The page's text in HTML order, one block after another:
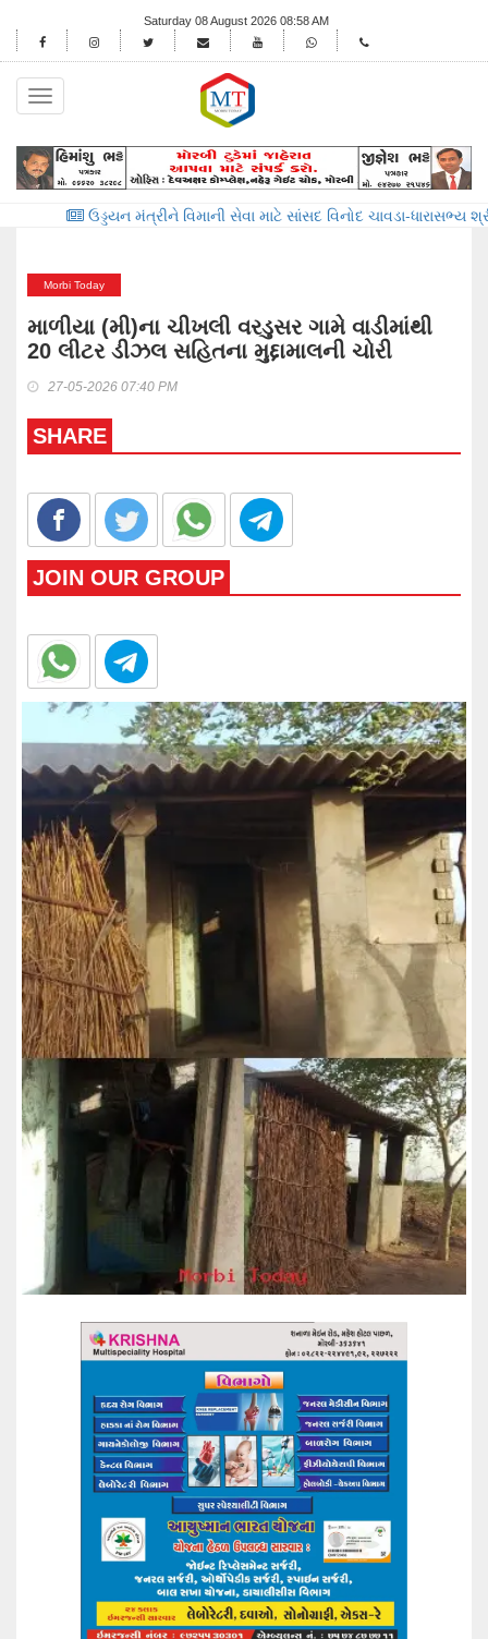
Saturday 08 August 2026 08:58 AM
Toggle
navigation
મંત્રીને વિમાની સેવા માટે સાંસદ વિનોદ ચાવડા-ધારાસભ્ય શ્રીમતિ
Morbi Today
માળીયા (મી)ના ચીખલી વરડુસર ગામે વાડીમાંથી
20 લીટર ડીઝલ સહિતના મુદ્દામાલની ચોરી
27-05-2026 07:40 PM
SHARE
JOIN OUR GROUP